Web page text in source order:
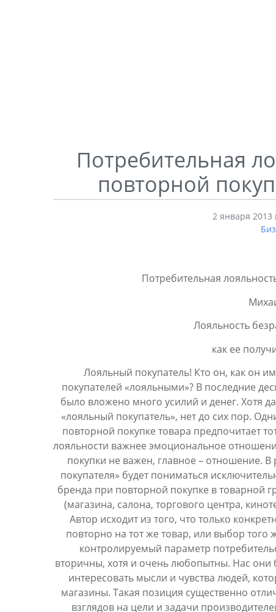
Потребительная
повторной
2 января 2013
Потребительная
Лояльность
как ее
Лояльный покупатель! Кто он, как он
покупателей «лояльными»? В последние
было вложено много усилий и денег. Хотя
«лояльный покупатель», нет до сих пор.
повторной покупке товара предпочитает
лояльности важнее эмоциональное
покупки не важен, главное – отношение.
покупателя» будет пониматься
бренда при повторной покупке в товарной
(магазина, салона, торгового центра,
Автор исходит из того, что только
повторно на тот же товар, или выбор того
контролируемый параметр
вторичны, хотя и очень любопытны. Нас они
интересовать мысли и чувства людей,
магазины. Такая позиция существенно
взглядов на цели и задачи